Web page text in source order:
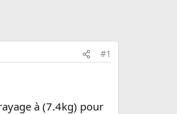
#1
à (7.4kg) pour